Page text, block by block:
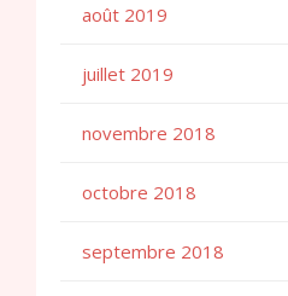
août 2019
juillet 2019
novembre 2018
octobre 2018
septembre 2018